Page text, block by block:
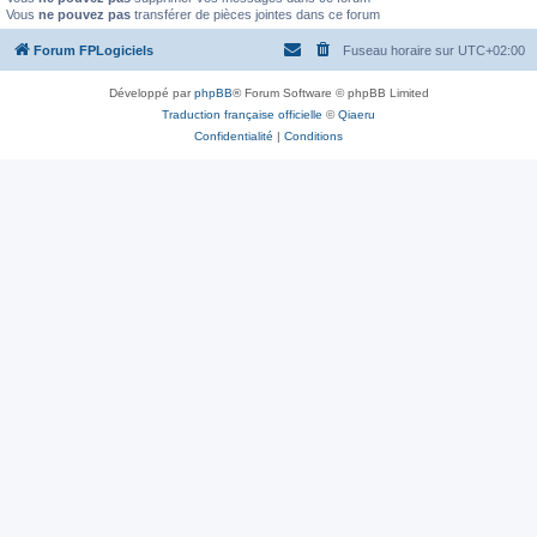
Vous ne pouvez pas transférer de pièces jointes dans ce forum
Forum FPLogiciels Fuseau horaire sur UTC+02:00
Développé parphpBB® Forum Software © phpBB Limited
Traduction française officielle ©Qiaeru
Confidentialité | Conditions